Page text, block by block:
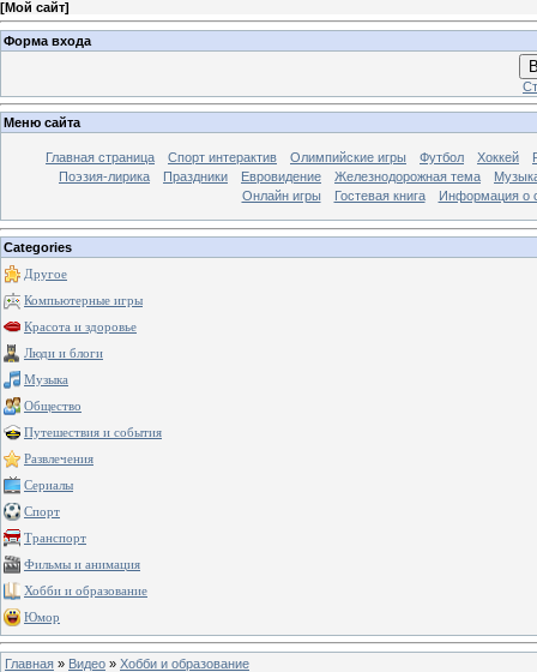
[Мой сайт]
Форма входа
Меню сайта
Главная страница Спорт интерактив Олимпийские игры Футбол Хоккей
Поэзия-лирика
Праздники Евровидение Железнодорожная тема
Онлайн игры
Гостевая книга Информация о
Categories
Другое
Компьютерные игры
Красота и здоровье
Люди и блоги
Музыка
Общество
Путешествия и события
Развлечения
Сериалы
Спорт
Транспорт
Фильмы и анимация
Хобби и образование
Юмор
Главная » Видео » Хобби и образование